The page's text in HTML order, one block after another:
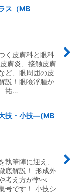
ス（MB
く皮膚科と眼科
膚炎、接触皮膚
ど、眼周囲の皮
説！眼瞼浮腫か
祐…
技・小技―(MB
執筆陣に迎え、
底解説！ 形成外
考え方が学べ
号です！ 小技シ